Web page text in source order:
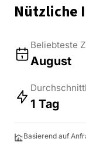
Nützliche
Beliebteste
August
1 Tag
Basierend auf